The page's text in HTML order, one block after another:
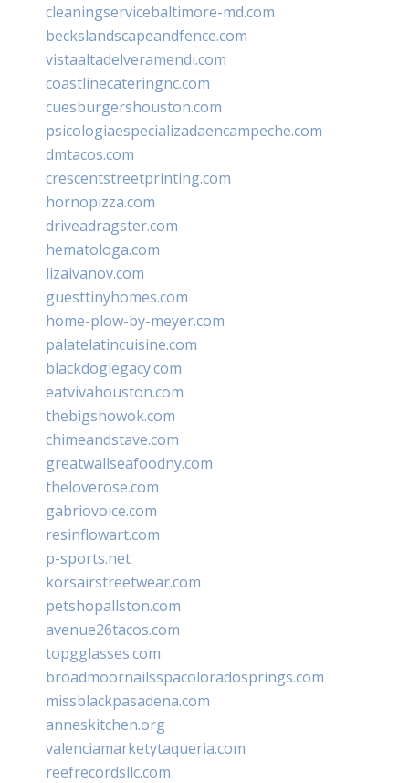
cleaningservicebaltimore-md.com
beckslandscapeandfence.com
vistaaltadelveramendi.com
coastlinecateringnc.com
cuesburgershouston.com
psicologiaespecializadaencampeche.com
dmtacos.com
crescentstreetprinting.com
hornopizza.com
driveadragster.com
hematologa.com
lizaivanov.com
guesttinyhomes.com
home-plow-by-meyer.com
palatelatincuisine.com
blackdoglegacy.com
eatvivahouston.com
thebigshowok.com
chimeandstave.com
greatwallseafoodny.com
theloverose.com
gabriovoice.com
resinflowart.com
p-sports.net
korsairstreetwear.com
petshopallston.com
avenue26tacos.com
topgglasses.com
broadmoornailsspacoloradosprings.com
missblackpasadena.com
anneskitchen.org
valenciamarketytaqueria.com
reefrecordsllc.com